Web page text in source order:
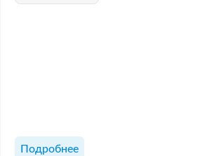
Подробнее